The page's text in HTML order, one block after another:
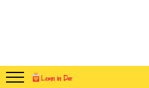
Agende din lemn
Agende 10x10